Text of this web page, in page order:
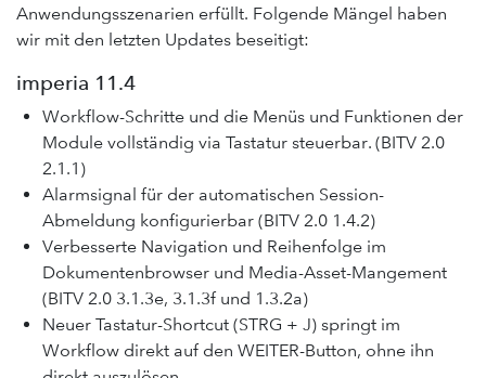
Anwendungsszenarien erfüllt. Folgende Mängel haben
wir mit den letzten Updates beseitigt:
imperia 11.4
Workflow-Schritte und die Menüs und Funktionen der
Module vollständig via Tastatur steuerbar. (BITV 2.0
2.1.1)
Alarmsignal für der automatischen Session-
Abmeldung konfigurierbar (BITV 2.0 1.4.2)
Verbesserte Navigation und Reihenfolge im
Dokumentenbrowser und Media-Asset-Mangement
(BITV 2.0 3.1.3e, 3.1.3f und 1.3.2a)
Neuer Tastatur-Shortcut (STRG + J) springt im
Workflow direkt auf den WEITER-Button, ohne ihn